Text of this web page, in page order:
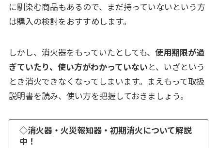
に馴染む商品もあるので、まだ持っていないという方
は購入の検討をおすすめします。
しかし、消火器をもっていたとしても、 使用期限が過
ぎていたり、使い方がわかっていないと、いざという
とき消火できなくなってしまいます。まえもって取扱
説明書を読み、使い方を把握しておきましょう。
◇消火器・火災報知器・初期消火について解説
中！